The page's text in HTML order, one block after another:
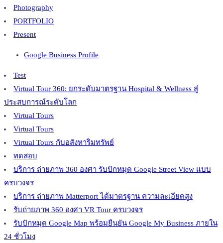
Photography
PORTFOLIO
Present
Google Business Profile
Test
Virtual Tour 360: ยกระดับมาตรฐาน Hospital & Wellness สู่
ประสบการณ์ระดับโลก
Virtual Tours
Virtual Tours
Virtual Tours กับอสังหาริมทรัพย์
ทดสอบ
บริการ ถ่ายภาพ 360 องศา รับปักหมุด Google Street View แบบ
ครบวงจร
บริการ ถ่ายภาพ Matterport ได้มาตรฐาน ความละเอียดสูง
รับถ่ายภาพ 360 องศา VR Tour ครบวงจร
รับปักหมุด Google Map พร้อมยืนยัน Google My Business ภายใน
24 ชั่วโมง